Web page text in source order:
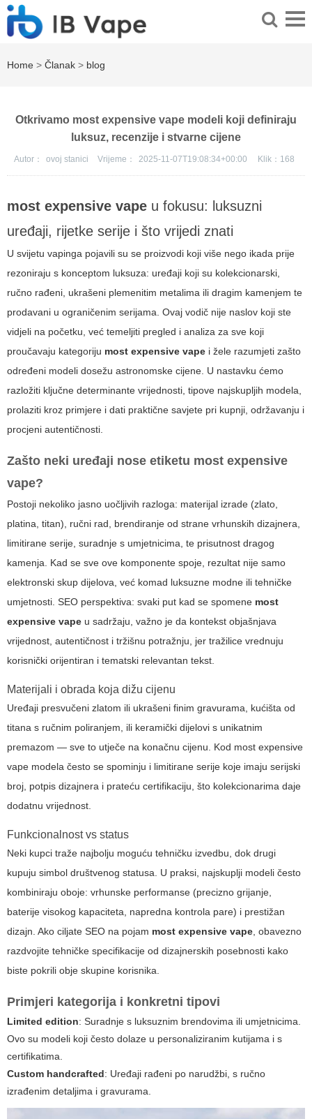
Home > Članak > blog
Otkrivamo most expensive vape modeli koji definiraju
luksuz, recenzije i stvarne cijene
Autor： ovoj stanici Vrijeme： 2025-11-07T19:08:34+00:00 Klik： 168
most expensive vape u fokusu: luksuzni
uređaji, rijetke serije i što vrijedi znati
U svijetu vapinga pojavili su se proizvodi koji više nego ikada prije
rezoniraju s konceptom luksuza: uređaji koji su kolekcionarski,
ručno rađeni, ukrašeni plemenitim metalima ili dragim kamenjem te
prodavani u ograničenim serijama. Ovaj vodič nije naslov koji ste
vidjeli na početku, već temeljiti pregled i analiza za sve koji
proučavaju kategoriju most expensive vape i žele razumjeti zašto
određeni modeli dosežu astronomske cijene. U nastavku ćemo
razložiti ključne determinante vrijednosti, tipove najskupljih modela,
prolaziti kroz primjere i dati praktične savjete pri kupnji, održavanju i
procjeni autentičnosti.
Zašto neki uređaji nose etiketu most expensive
vape?
Postoji nekoliko jasno uočljivih razloga: materijal izrade (zlato,
platina, titan), ručni rad, brendiranje od strane vrhunskih dizajnera,
limitirane serije, suradnje s umjetnicima, te prisutnost dragog
kamenja. Kad se sve ove komponente spoje, rezultat nije samo
elektronski skup dijelova, već komad luksuzne modne ili tehničke
umjetnosti. SEO perspektiva: svaki put kad se spomene most
expensive vape u sadržaju, važno je da kontekst objašnjava
vrijednost, autentičnost i tržišnu potražnju, jer tražilice vrednuju
korisnički orijentiran i tematski relevantan tekst.
Materijali i obrada koja dižu cijenu
Uređaji presvučeni zlatom ili ukrašeni finim gravurama, kućišta od
titana s ručnim poliranjem, ili keramički dijelovi s unikatnim
premazom — sve to utječe na konačnu cijenu. Kod most expensive
vape modela često se spominju i limitirane serije koje imaju serijski
broj, potpis dizajnera i prateću certifikaciju, što kolekcionarima daje
dodatnu vrijednost.
Funkcionalnost vs status
Neki kupci traže najbolju moguću tehničku izvedbu, dok drugi
kupuju simbol društvenog statusa. U praksi, najskuplji modeli često
kombiniraju oboje: vrhunske performanse (precizno grijanje,
baterije visokog kapaciteta, napredna kontrola pare) i prestižan
dizajn. Ako ciljate SEO na pojam most expensive vape, obavezno
razdvojite tehničke specifikacije od dizajnerskih posebnosti kako
biste pokrili obje skupine korisnika.
Primjeri kategorija i konkretni tipovi
Limited edition: Suradnje s luksuznim brendovima ili umjetnicima.
Ovo su modeli koji često dolaze u personaliziranim kutijama i s
certifikatima.
Custom handcrafted: Uređaji rađeni po narudžbi, s ručno
izrađenim detaljima i gravurama.